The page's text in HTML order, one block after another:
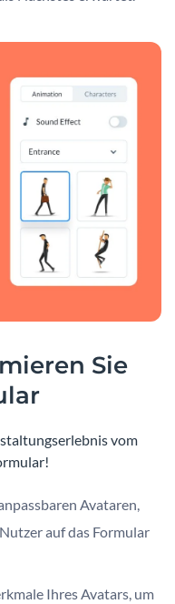
Sie
vom
Avataren,
auf das Formular
Ihres Avatars, um